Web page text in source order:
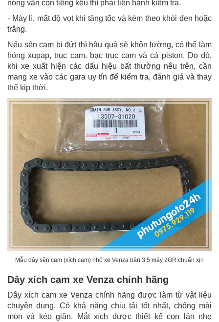
nóng vẫn còn tiếng kêu thì phải tiến hành kiểm tra.
- Máy lì, mất độ vọt khi tăng tốc và kèm theo khói đen hoặc
trắng.
Nếu sên cam bị đứt thì hậu quả sẽ khôn lường, có thể làm
hỏng xupap, trục cam. bạc trục cam và cả piston. Do đó,
khi xe xuất hiện các dấu hiệu bất thường nêu trên, cần
mang xe vào các gara uy tín để kiểm tra, đánh giá và thay
thế kịp thời.
Mẫu dây sên cam (xích cam) nhỏ xe Venza bản 3.5 máy 2GR chuẩn xịn
Dây xích cam xe Venza chính hãng
Dây xích cam xe Venza chính hãng được làm từ vật liệu
chuyên dụng. Có khả năng chịu tải tốt nhất, chống mài
mòn và kéo giãn. Mắt xích được thiết kế con lăn nhẹ